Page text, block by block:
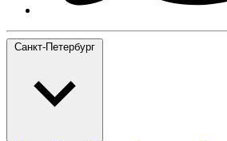
Санкт-Петербург